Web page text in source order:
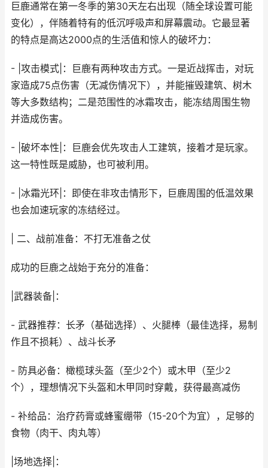
巨鹿通常在第一冬季的第30天左右出现（随全球设置可能
变化），伴随着特有的低沉呼吸声和屏幕震动。它最显著
的特点是高达2000点的生活值和惊人的破坏力：
- |攻击模式|：巨鹿有两种攻击方式。一是近战挥击，对玩
家造成75点伤害（无减伤情况下），并能摧毁建筑、树木
等大多数结构；二是范围性的冰霜攻击，能冻结周围生物
并造成伤害。
- |破坏本性|：巨鹿会优先攻击人工建筑，接着才是玩家。
这一特性既是威胁，也可被利用。
- |冰霜光环|：即使在非攻击情形下，巨鹿周围的低温效果
也会加速玩家的冻结经过。
| 二、战前准备：不打无准备之仗
成功的巨鹿之战始于充分的准备：
|武器装备|：
- 武器推荐：长矛（基础选择）、火腿棒（最佳选择，易制
作且不损耗）、战斗长矛
- 防具必备：橄榄球头盔（至少2个）或木甲（至少2
个），理想情况下头盔和木甲同时穿戴，获得最高减伤
- 补给品：治疗药膏或蜂蜜绷带（15-20个为宜），足够的
食物（肉干、肉丸等）
|场地选择|：